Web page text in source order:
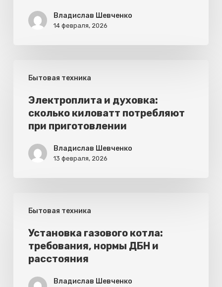
поршневыеВладислав Шевченко
14 февраля, 2026
Бытовая техника
духовка:
сколько
киловатт
потребляют
приготовлении
Электроплита и духовка:
сколько киловатт потребляют
при приготовлении
Владислав Шевченко
13 февраля, 2026
Бытовая техника
газового
котла:
требования,
нормы
Установка газового котла:
требования, нормы ДБН и
расстояния
Владислав Шевченко